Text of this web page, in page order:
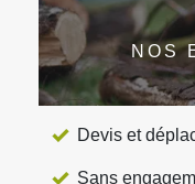
NOS
Devis et
Sans